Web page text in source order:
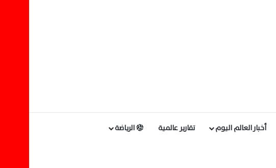
أخبار العالم اليوم تقارير عالمية الرياضة